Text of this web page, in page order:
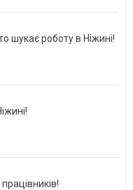
шукає роботу в Ніжині!